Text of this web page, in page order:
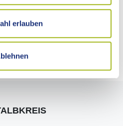
erlauben